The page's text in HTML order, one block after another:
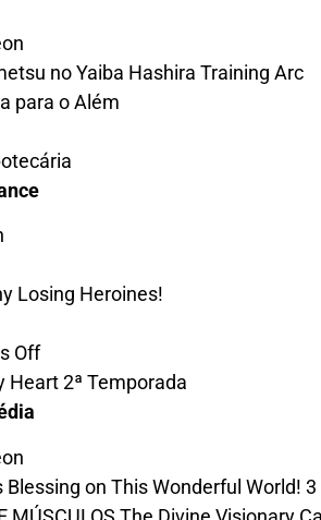
no Yaiba Hashira Training Arc
para o Além
Losing Heroines!
Off
Heart 2ª Temporada
Blessing on This Wonderful World! 3